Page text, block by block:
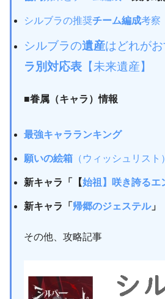
シルブラの推奨チーム編成考察
シルブラの遺産はどれがお
ラ別対応表 【未来遺産】
■眷属（キャラ）情報
最強キャラランキング
願いの絵箱 （ウィッシュリス
新キャラ「【始祖】咲き誇るエ
新キャラ「 帰郷のジェステル」
その他、攻略記事